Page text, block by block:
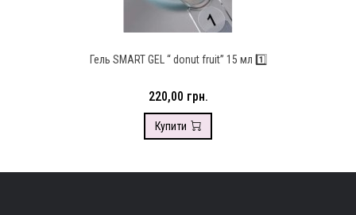
Гель SMART GEL “ donut fruit” 15 мл 1️⃣
220,00 грн.
Купити